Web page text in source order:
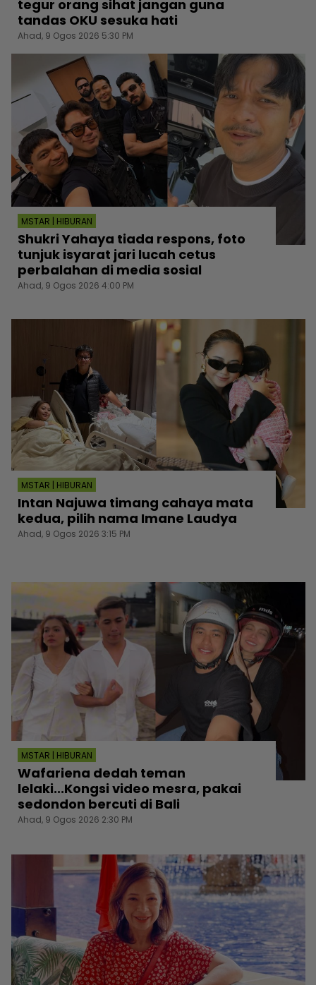
tegur orang sihat jangan guna
tandas OKU sesuka hati
Ahad, 9 Ogos 2026 5:30 PM
MSTAR | HIBURAN
Shukri Yahaya tiada respons, foto
tunjuk isyarat jari lucah cetus
perbalahan di media sosial
Ahad, 9 Ogos 2026 4:00 PM
MSTAR | HIBURAN
Intan Najuwa timang cahaya mata
kedua, pilih nama Imane Laudya
Ahad, 9 Ogos 2026 3:15 PM
MSTAR | HIBURAN
Wafariena dedah teman
lelaki...Kongsi video mesra, pakai
sedondon bercuti di Bali
Ahad, 9 Ogos 2026 2:30 PM